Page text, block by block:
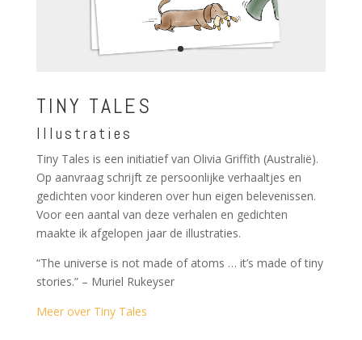
TINY TALES
Illustraties
Tiny Tales is een initiatief van Olivia Griffith (Australië).
Op aanvraag schrijft ze persoonlijke verhaaltjes en
gedichten voor kinderen over hun eigen belevenissen.
Voor een aantal van deze verhalen en gedichten
maakte ik afgelopen jaar de illustraties.
“The universe is not made of atoms … it’s made of tiny
stories.” – Muriel Rukeyser
Meer over Tiny Tales